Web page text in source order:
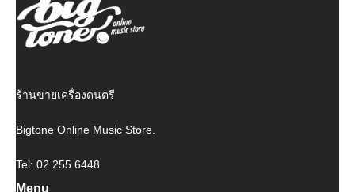
ร้านขายเครื่องดนตรี
Bigtone Online Music Store.
Tel: 02 255 6448
Menu